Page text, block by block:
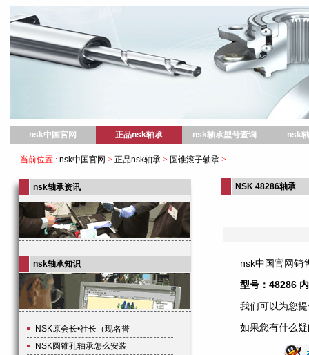
nsk中国官网 正品nsk轴承 nsk轴承型号查询 nsk
当前位置 : nsk中国官网 > 正品nsk轴承 > 圆锥滚子轴承 >
NSK 48286轴承
nsk中国官网销
型号：48286
我们可以为您
如果您有什么
nsk轴承资讯
nsk轴承知识
NSK原会长•社长（现名誉
NSK圆锥孔轴承怎么安装